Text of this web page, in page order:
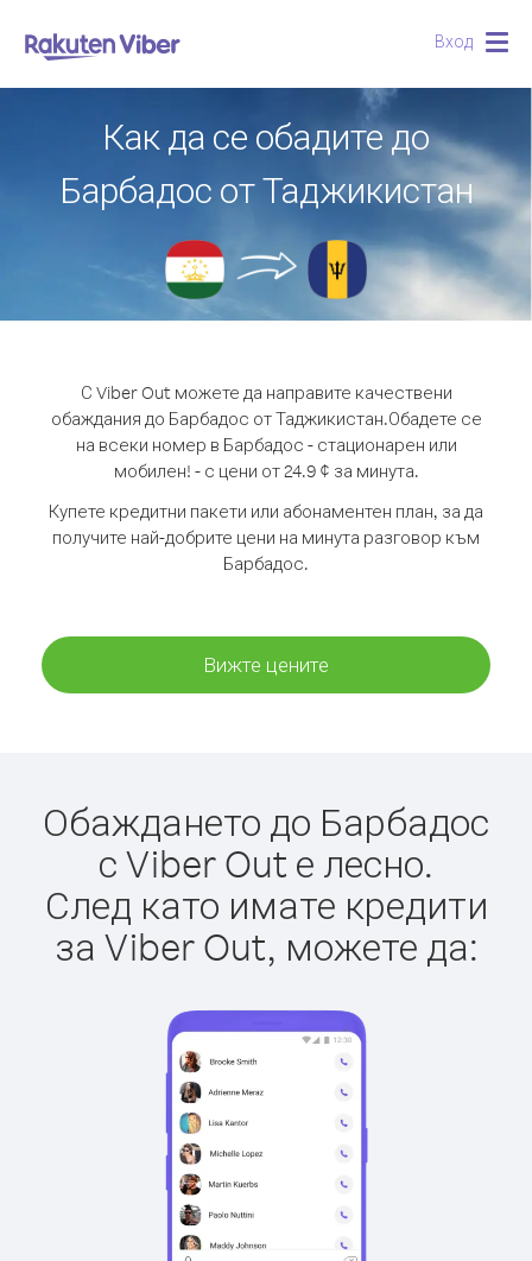
Вход
Как да се обадите до
Барбадос от Таджикистан
С Viber Out можете да направите качествени
обаждания до Барбадос от Таджикистан.Обадете се
на всеки номер в Барбадос - стационарен или
мобилен! - с цени от 24.9 ¢ за минута.
Купете кредитни пакети или абонаментен план, за да
получите най-добрите цени на минута разговор към
Барбадос.
Вижте цените
Обаждането до Барбадос
с Viber Out е лесно.
След като имате кредити
за Viber Out, можете да: